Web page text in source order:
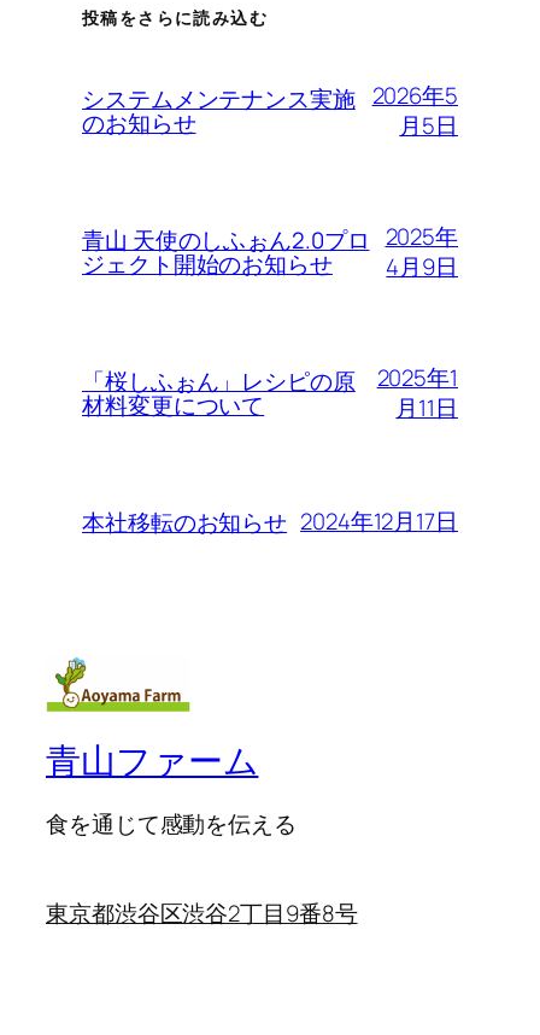
投稿をさらに読み込む
システムメンテナンス実施
のお知らせ
2026年5
月5日
青山 天使のしふぉん2.0プロ
ジェクト開始のお知らせ
2025年
4月9日
「桜しふぉん」レシピの原
材料変更について
2025年1
月11日
本社移転のお知らせ 2024年12月17日
青山ファーム
食を通じて感動を伝える
東京都渋谷区渋谷2丁目9番8号